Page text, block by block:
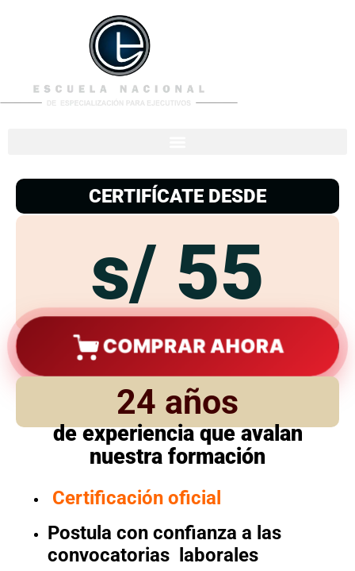
CERTIFÍCATE DESDE
s/ 55
COMPRAR AHORA
24 años
de experiencia que avalan
nuestra formación
Certificación oficial
Postula con confianza a las
convocatorias laborales